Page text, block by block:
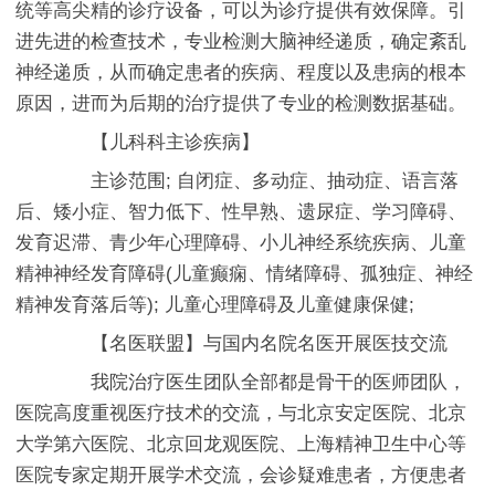
统等高尖精的诊疗设备，可以为诊疗提供有效保障。引
进先进的检查技术，专业检测大脑神经递质，确定紊乱
神经递质，从而确定患者的疾病、程度以及患病的根本
原因，进而为后期的治疗提供了专业的检测数据基础。
【儿科科主诊疾病】
主诊范围; 自闭症、多动症、抽动症、语言落
后、矮小症、智力低下、性早熟、遗尿症、学习障碍、
发育迟滞、青少年心理障碍、小儿神经系统疾病、儿童
精神神经发育障碍(儿童癫痫、情绪障碍、孤独症、神经
精神发育落后等); 儿童心理障碍及儿童健康保健;
【名医联盟】与国内名院名医开展医技交流
我院治疗医生团队全部都是骨干的医师团队，
医院高度重视医疗技术的交流，与北京安定医院、北京
大学第六医院、北京回龙观医院、上海精神卫生中心等
医院专家定期开展学术交流，会诊疑难患者，方便患者